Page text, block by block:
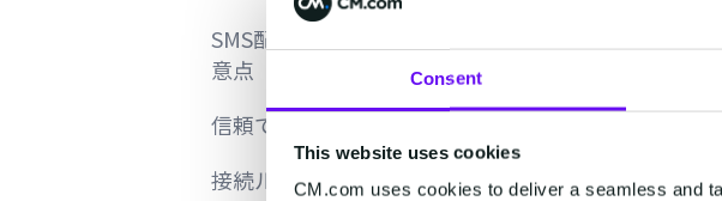
Consent
This website uses cookies
CM.com uses cookies to deliver a seamless and
SMS配信サービスを選ぶ際の注
意点
信頼できるサービスか
接続ルートは国内直収接続と国
関連リンク
SMSの既読
パソコンから
SMSで写真